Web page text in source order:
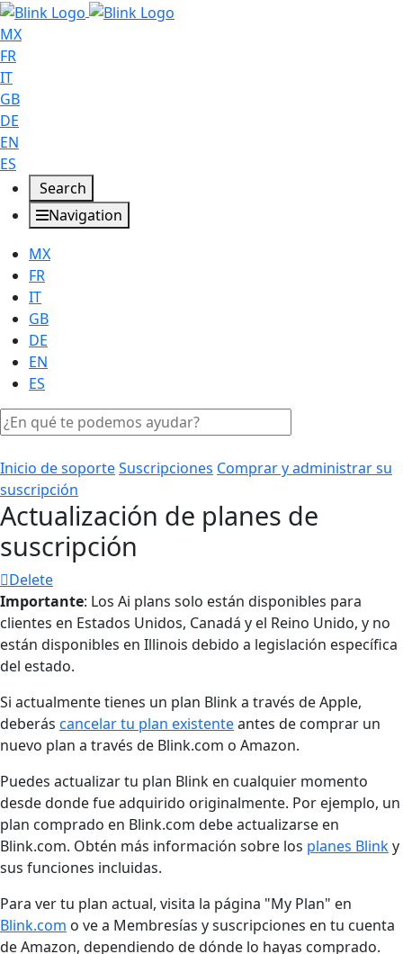
MX
FR
IT
GB
DE
EN
ES
Search
Navigation
MX
FR
IT
GB
DE
EN
ES
Inicio de soporteSuscripciones Comprar y administrar su
suscripción
Actualización de planes de
suscripción
Delete
Importante: Los Ai plans solo están disponibles para
clientes en Estados Unidos, Canadá y el Reino Unido, y no
están disponibles en Illinois debido a legislación específica
del estado.
Si actualmente tienes un plan Blink a través de Apple,
deberás cancelar tu plan existenteantes de comprar un
nuevo plan a través de Blink.com o Amazon.
Puedes actualizar tu plan Blink en cualquier momento
desde donde fue adquirido originalmente. Por ejemplo, un
plan comprado en Blink.com debe actualizarse en
Blink.com. Obtén más información sobre los planes Blinky
sus funciones incluidas.
Para ver tu plan actual, visita la página "My Plan" en
Blink.com o ve a Membresías y suscripciones en tu cuenta
de Amazon, dependiendo de dónde lo hayas comprado.